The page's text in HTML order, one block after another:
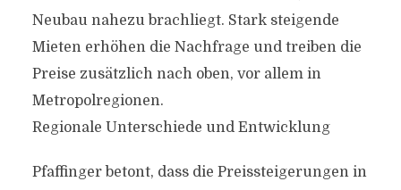
Neubau nahezu brachliegt. Stark steigende
Mieten erhöhen die Nachfrage und treiben die
Preise zusätzlich nach oben, vor allem in
Metropolregionen.
Regionale Unterschiede und Entwicklung
Pfaffinger betont, dass die Preissteigerungen in